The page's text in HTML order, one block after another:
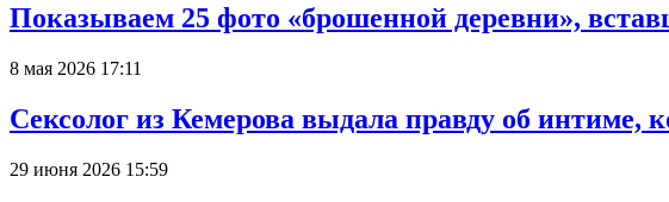
Показываем 25 фото «брошенной деревни»,
8 мая 2026 17:11
Сексолог из Кемерова выдала правду об интиме,
29 июня 2026 15:59